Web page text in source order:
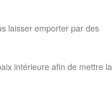
laisser emporter par des
intérieure afin de mettre la